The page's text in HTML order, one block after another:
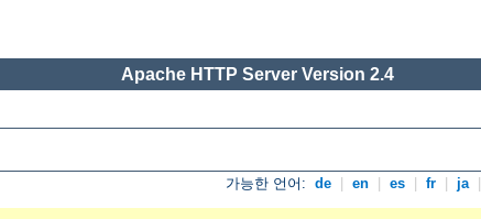
Apache HTTP Server Version 2.4
가능한 언어: de en es fr ja